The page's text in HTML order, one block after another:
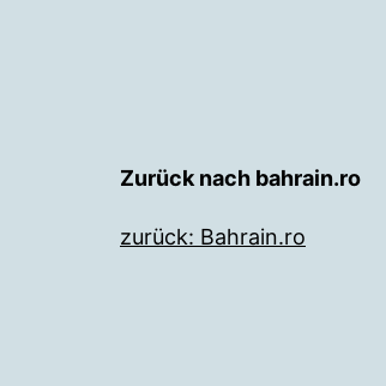
Zurück nach bahrain.ro
zurück: Bahrain.ro